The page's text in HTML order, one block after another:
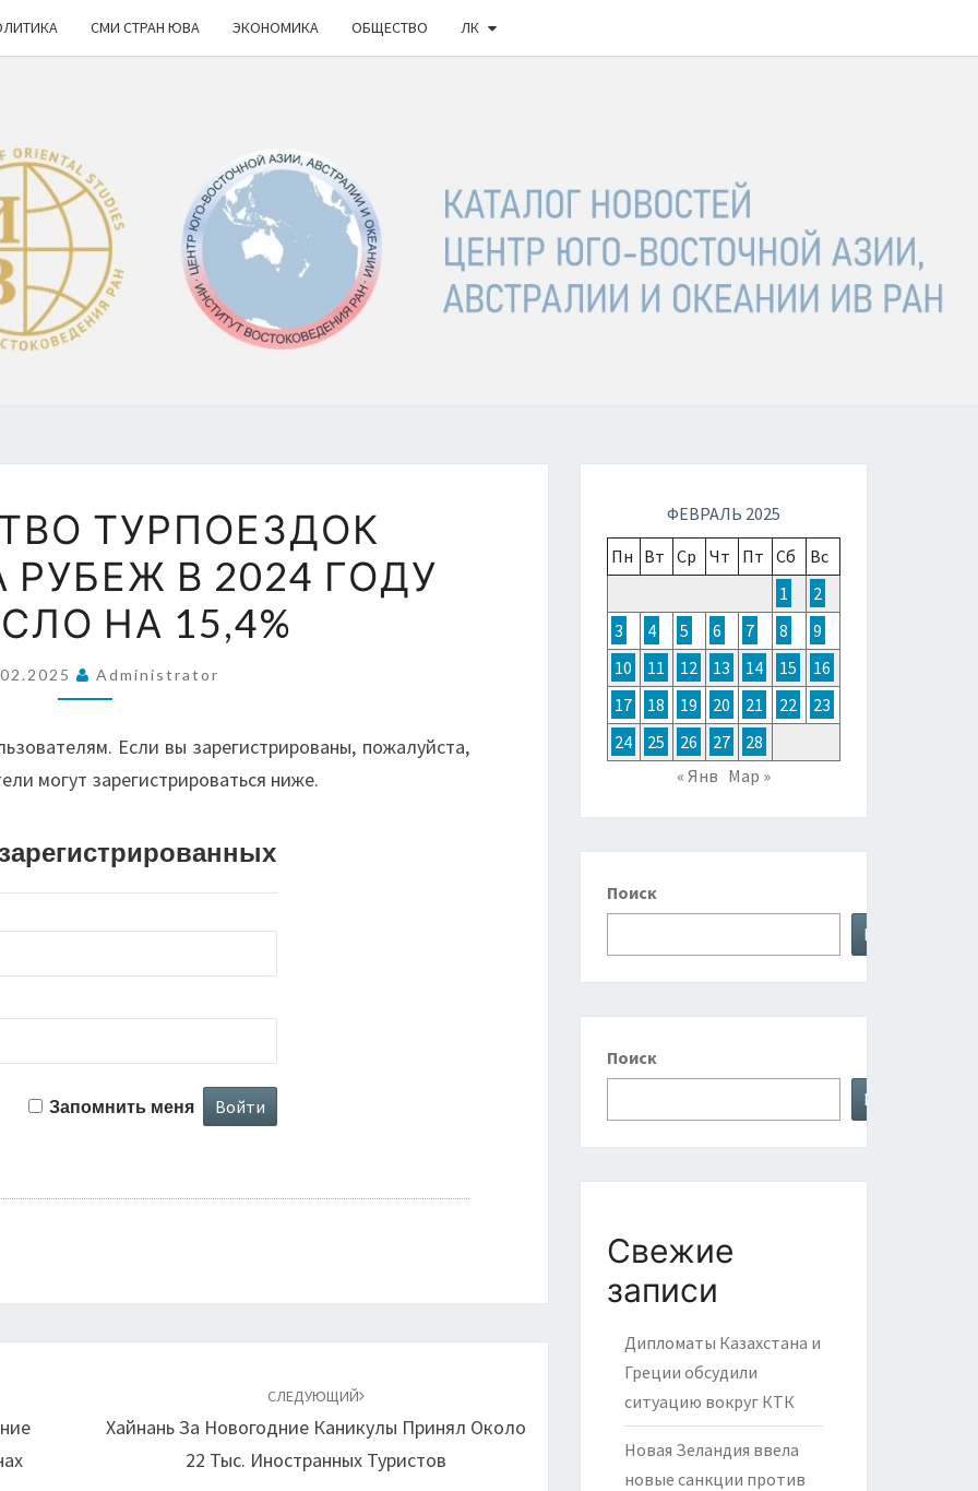
СМИ СТРАН ЮВА ЭКОНОМИКА ОБЩЕСТВО ЛК
КАТАЛОГ
НОВОСТЕЙ
ВОСТОЧНОЙ
АЗИИ,
АВСТРАЛИИ
И ОКЕАНИИ
ИВ
РАН
ТУРПОЕЗДОК
РОССИЯН
ЗА
РУБЕЖ
В
2024
ВЫРОСЛО
НА
ТУРПОЕЗДОК
В 2024 ГОДУ
НА 15,4%
Administrator
Если вы зарегистрированы, пожалуйста,
могут зарегистрироваться ниже.
Запомнить меня
СЛЕДУЮЩИЙ
Хайнань За Новогодние Каникулы Принял Около
22 Тыс. Иностранных Туристов
ФЕВРАЛЬ 2025
Пн Вт Ср Чт Пт Сб
Вс
1
2
3
4 5 6 7 8
9
10
11 12 13 14 15
16
17
18 19 20 21 22
23
24
25 26 27
28
« Янв Мар »
Поиск
Поиск
Поиск
Поиск
Свежие
записи
Дипломаты Казахстана и
Греции обсудили
ситуацию вокруг КТК
Новая Зеландия ввела
новые санкции против